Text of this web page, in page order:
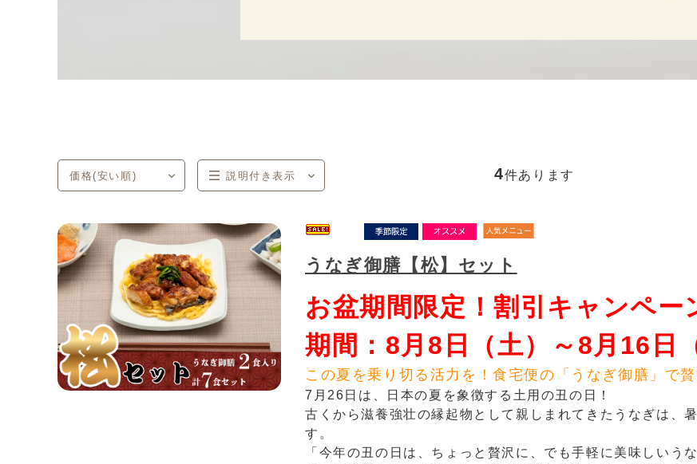
価格(安い順) 説明付き表示 4件あります
うなぎ御膳【松】セット
お盆期間限定！割引キャンペー
期間：8月8日（土）～8月16日
この夏を乗り切る活力を！食宅便の「うなぎ御膳」で贅
7月26日は、日本の夏を象徴する土用の丑の日！
古くから滋養強壮の縁起物として親しまれてきたうなぎは、
す。
「今年の丑の日は、ちょっと贅沢に、でも手軽に美味しいう